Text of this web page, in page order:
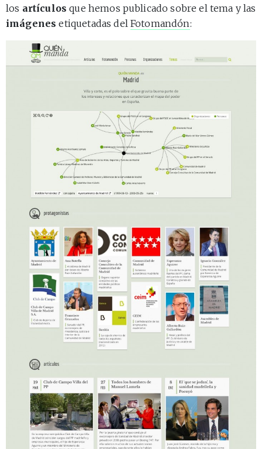
los artículos que hemos publicado sobre el tema y las
imágenes etiquetadas delFotomandón: